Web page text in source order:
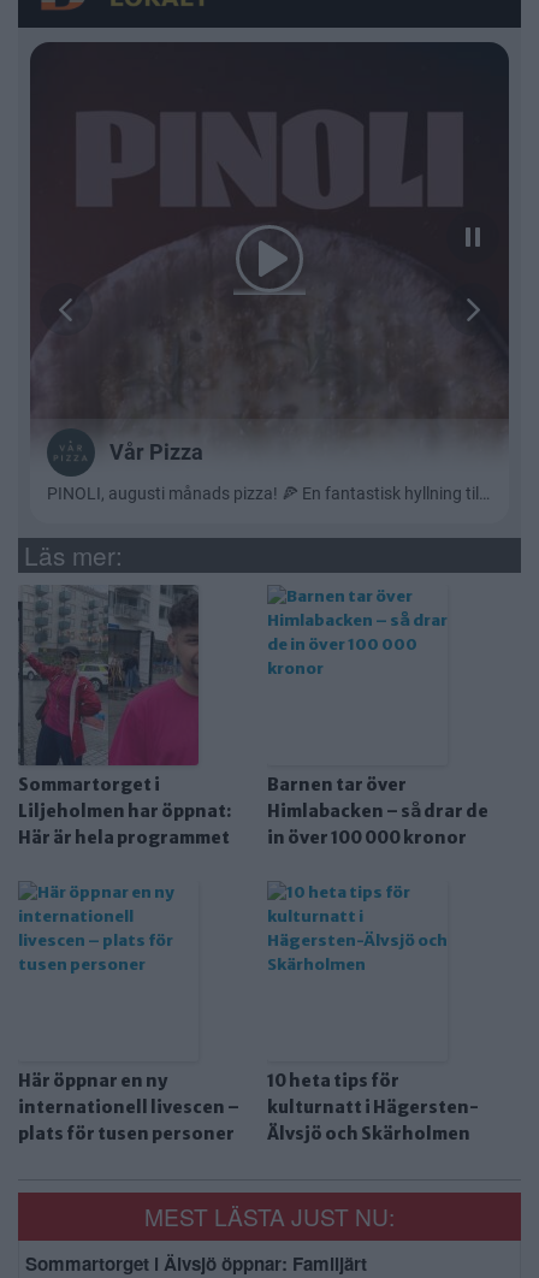
Läs mer:
Sommartorget i
Liljeholmen har öppnat:
Här är hela programmet
Barnen tar över
Himlabacken – så drar de
in över 100 000 kronor
Här öppnar en ny
internationell livescen –
plats för tusen personer
10 heta tips för
kulturnatt i Hägersten-
Älvsjö och Skärholmen
MEST LÄSTA JUST NU:
Sommartorget i Älvsjö öppnar: Familjärt